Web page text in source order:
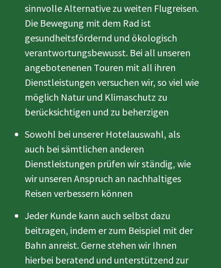
sinnvolle Alternative zu weiten Flugreisen.
Die Bewegung mit dem Rad ist
gesundheitsfördernd und ökologisch
verantwortungsbewusst. Bei all unseren
angebotenenen Touren mit all ihren
Dienstleistungen versuchen wir, so viel wie
möglich Natur und Klimaschutz zu
berücksichtigen und zu beherzigen
Sowohl bei unserer Hotelauswahl, als
auch bei sämtlichen anderen
Dienstleistungen prüfen wir ständig, wie
wir unseren Anspruch an nachhaltiges
Reisen verbessern können
Jeder Kunde kann auch selbst dazu
beitragen, indem er zum Beispiel mit der
Bahn anreist. Gerne stehen wir Ihnen
hierbei beratend und unterstützend zur